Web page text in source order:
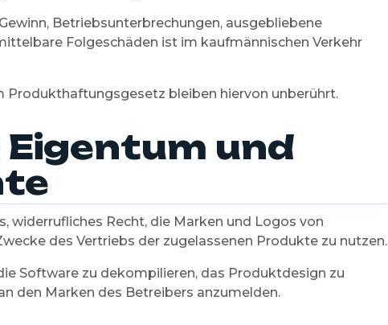
Betriebsunterbrechungen, ausgebliebene
Folgeschäden ist im kaufmännischen Verkehr
Produkthaftungsgesetz bleiben hiervon unberührt.
und
widerrufliches Recht, die Marken und Logos von
des Vertriebs der zugelassenen Produkte zu nutzen.
Software zu dekompilieren, das Produktdesign zu
den Marken des Betreibers anzumelden.